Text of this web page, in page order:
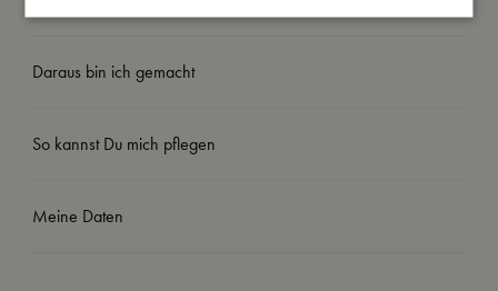
Daraus bin ich gemacht
So kannst Du mich pflegen
Meine Daten